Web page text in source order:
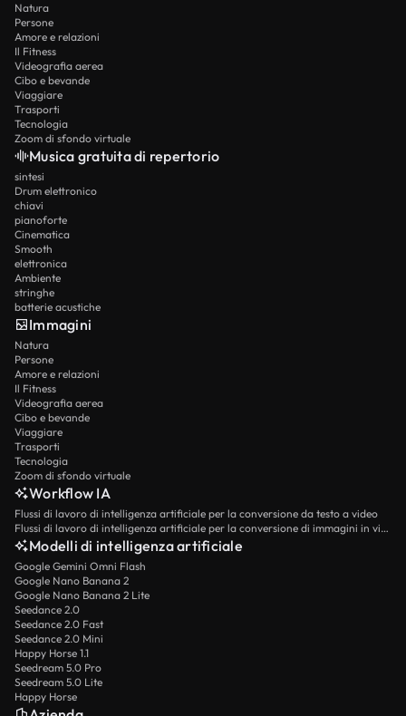
Natura
Persone
Amore e relazioni
Il Fitness
Videografia aerea
Cibo e bevande
Viaggiare
Trasporti
Tecnologia
Zoom di sfondo virtuale
Musica gratuita di repertorio
sintesi
Drum elettronico
chiavi
pianoforte
Cinematica
Smooth
elettronica
Ambiente
stringhe
batterie acustiche
Immagini
Natura
Persone
Amore e relazioni
Il Fitness
Videografia aerea
Cibo e bevande
Viaggiare
Trasporti
Tecnologia
Zoom di sfondo virtuale
Workflow IA
Flussi di lavoro di intelligenza artificiale per la conversione da testo a video
Flussi di lavoro di intelligenza artificiale per la conversione di immagini in video
Modelli di intelligenza artificiale
Google Gemini Omni Flash
Google Nano Banana 2
Google Nano Banana 2 Lite
Seedance 2.0
Seedance 2.0 Fast
Seedance 2.0 Mini
Happy Horse 1.1
Seedream 5.0 Pro
Seedream 5.0 Lite
Happy Horse